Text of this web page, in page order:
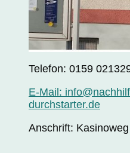
Telefon: 0159
E-Mail:
durchstarter.de
Anschrift: